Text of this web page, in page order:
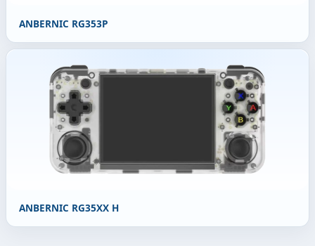
ANBERNIC RG353P
ANBERNIC RG35XX H